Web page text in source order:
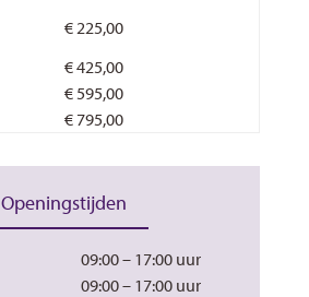
€ 225,00
€ 425,00
€ 595,00
€ 795,00
Openingstijden
09:00 – 17:00
09:00 – 17:00